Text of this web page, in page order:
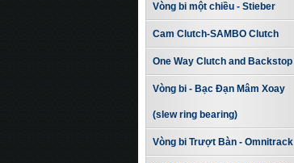
Vòng bi một chiều - Stieber
Cam Clutch-SAMBO Clutch
One Way Clutch and Backstop
Vòng bi - Bạc Đạn Mâm Xoay
(slew ring bearing)
Vòng bi Trượt Bàn - Omnitrack